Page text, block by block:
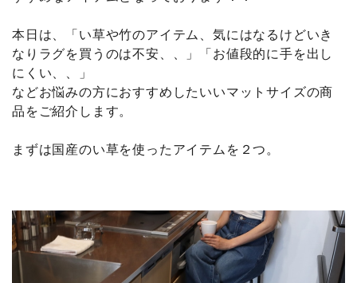
本日は、「い草や竹のアイテム、気にはなるけどいき
なりラグを買うのは不安、、」「お値段的に手を出し
にくい、、」
などお悩みの方におすすめしたいいマットサイズの商
品をご紹介します。
まずは国産のい草を使ったアイテムを２つ。